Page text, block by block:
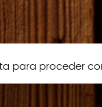
para proceder